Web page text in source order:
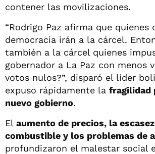
contener las movilizaciones.
“Rodrigo Paz afirma que quienes
democracia irán a la cárcel.
también a la cárcel quienes
gobernador a La Paz con menos
votos nulos?”, disparó el líder
expuso rápidamente la fragilidad
nuevo gobierno.
El aumento de precios, la
combustible y los problemas de
profundizaron el malestar social